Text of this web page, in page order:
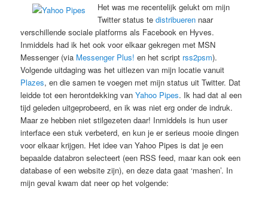
Het was me recentelijk gelukt om mijn
Twitter status tedistribueren naar
verschillende sociale platforms als Facebook en Hyves.
Inmiddels had ik het ook voor elkaar gekregen met MSN
Messenger (via Messenger Plus! en het script rss2psm).
Volgende uitdaging was het uitlezen van mijn locatie vanuit
Plazes, en die samen te voegen met mijn status uit Twitter. Dat
leidde tot een herontdekking vanYahoo Pipes. Ik had dat al een
tijd geleden uitgeprobeerd, en ik was niet erg onder de indruk.
Maar ze hebben niet stilgezeten daar! Inmiddels is hun user
interface een stuk verbeterd, en kun je er serieus mooie dingen
voor elkaar krijgen. Het idee van Yahoo Pipes is dat je een
bepaalde databron selecteert (een RSS feed, maar kan ook een
database of een website zijn), en deze data gaat ‘mashen’. In
mijn geval kwam dat neer op het volgende: